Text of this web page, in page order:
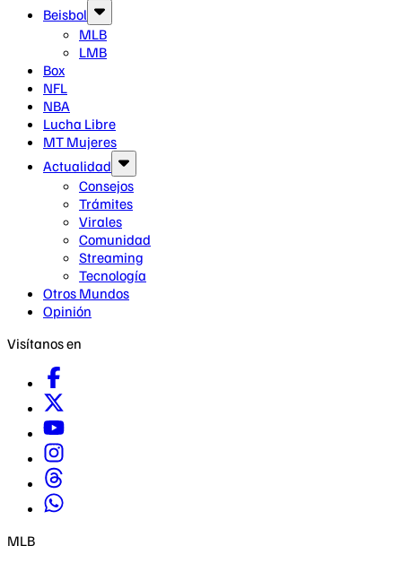
Beisbol
MLB
LMB
Box
NFL
NBA
Lucha Libre
MT Mujeres
Actualidad
Consejos
Trámites
Virales
Comunidad
Streaming
Tecnología
Otros Mundos
Opinión
Visítanos en
MLB